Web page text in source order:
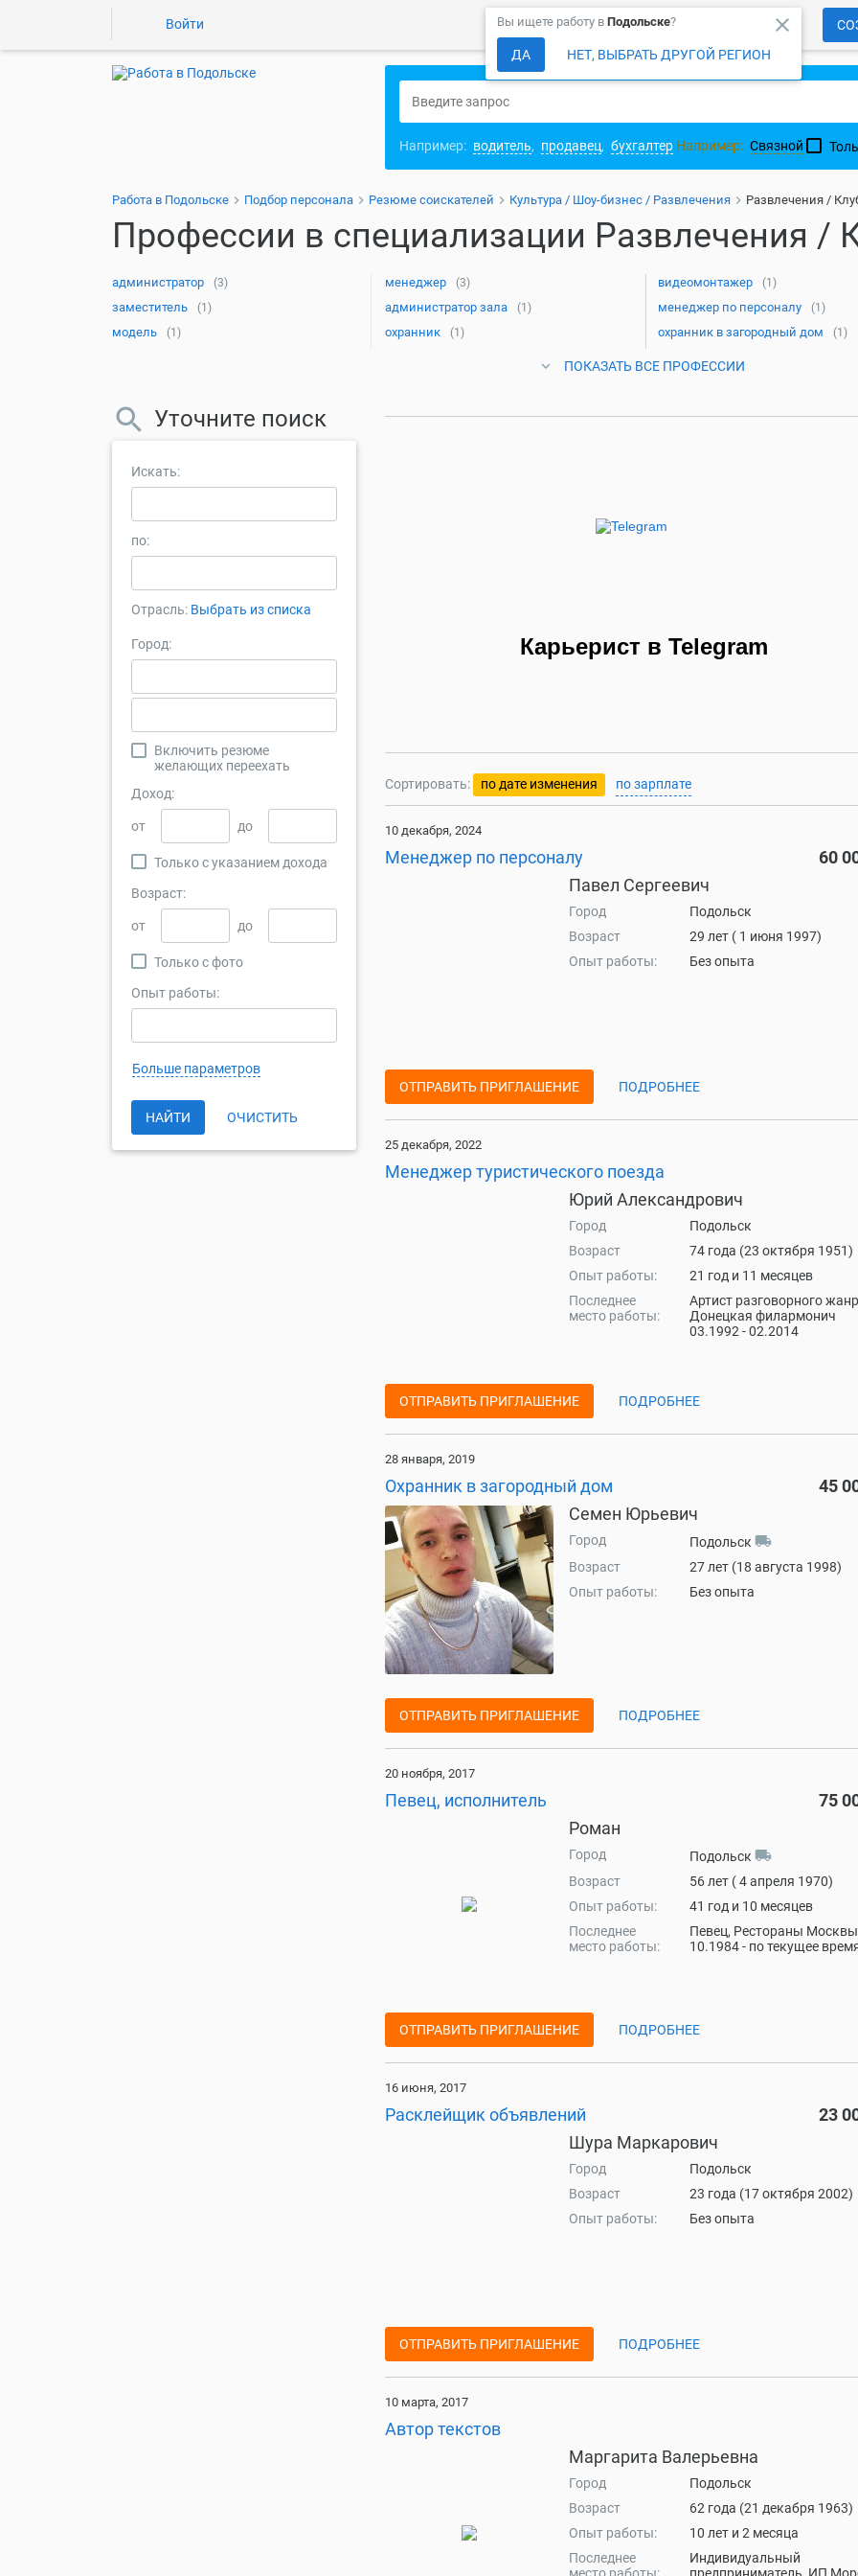
Войти close
Вы ищете работу в Подольске?
ДА НЕТ, ВЫБРАТЬ ДРУГОЙ РЕГИОН
Например: водитель, продавец, бухгалтер Например: Связной
Работа в Подольске Подбор персонала Резюме соискателей Культура / Шоу-бизнес / Развлечения Развлечения /
Профессии в специализации Развлечения /
администратор (3) менеджер (3) видеомонтажер (1)
заместитель (1) администратор зала (1) менеджер по персоналу (1)
модель (1) охранник (1) охранник в загородный дом (1)
ПОКАЗАТЬ ВСЕ ПРОФЕССИИ
Карьерист в Telegram
Сортировать: по дате изменения по зарплате
10 декабря, 2024
Менеджер по персоналу 60
Павел Сергеевич
Город
Подольск
Возраст
29 лет ( 1 июня 1997)
Опыт работы:
Без опыта
ОТПРАВИТЬ ПРИГЛАШЕНИЕ ПОДРОБНЕЕ
25 декабря, 2022
Менеджер туристического поезда
Юрий Александрович
Город
Подольск
Возраст
74 года (23 октября 1951)
Опыт работы:
21 год и 11 месяцев
Последнее
место работы:
Артист разговорного
Донецкая филармонич
03.1992 - 02.2014
ОТПРАВИТЬ ПРИГЛАШЕНИЕ ПОДРОБНЕЕ
28 января, 2019
Охранник в загородный дом 45
Семен Юрьевич
Город Подольск local_shipping
Возраст
27 лет (18 августа 1998)
Опыт работы:
Без опыта
ОТПРАВИТЬ ПРИГЛАШЕНИЕ ПОДРОБНЕЕ
20 ноября, 2017
Певец, исполнитель 75
Роман
Город Подольск local_shipping
Возраст
56 лет ( 4 апреля 1970)
Опыт работы:
41 год и 10 месяцев
Последнее
место работы:
Певец, Рестораны Москвы
10.1984 - по текущее
ОТПРАВИТЬ ПРИГЛАШЕНИЕ ПОДРОБНЕЕ
16 июня, 2017
Расклейщик объявлений 23
Шура Маркарович
Город
Подольск
Возраст
23 года (17 октября 2002)
Опыт работы:
Без опыта
ОТПРАВИТЬ ПРИГЛАШЕНИЕ ПОДРОБНЕЕ
10 марта, 2017
Автор текстов
Маргарита Валерьевна
Город
Подольск
Возраст
62 года (21 декабря 1963)
Опыт работы:
10 лет и 2 месяца
Последнее
Индивидуальный
Уточните поиск
Искать:
по:
Отрасль: Выбрать из списка
Город:
Включить резюме
желающих переехать
Доход:
от до
Только с указанием дохода
Возраст:
от до
Только с фото
Опыт работы:
Больше параметров
НАЙТИ ОЧИСТИТЬ